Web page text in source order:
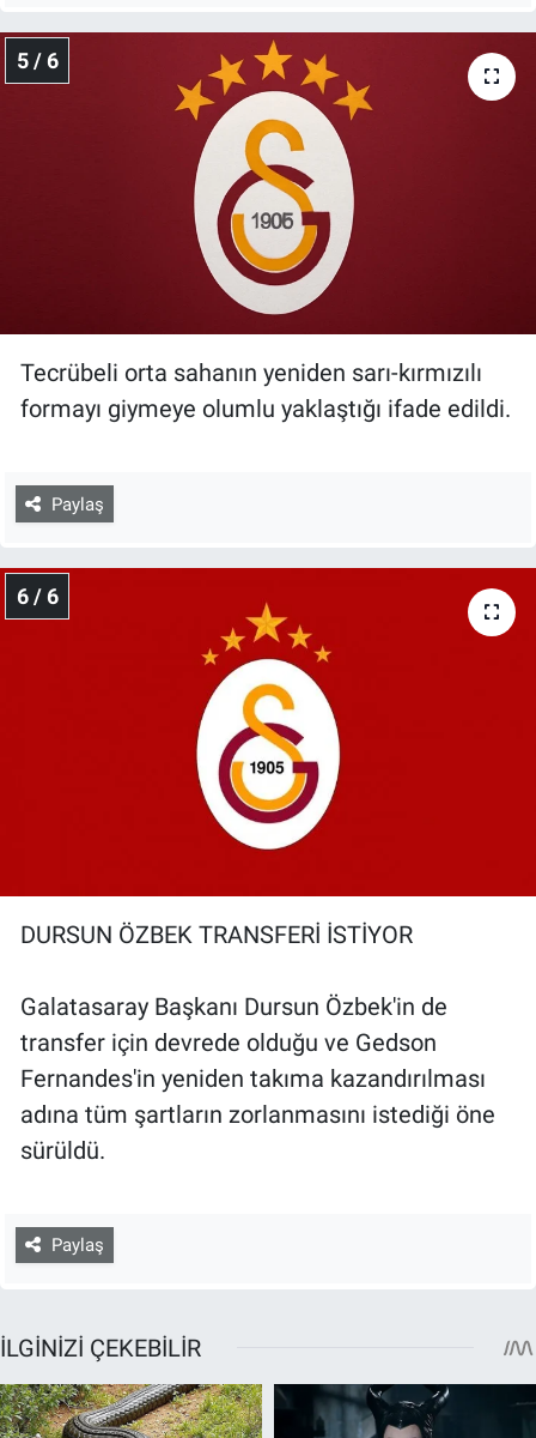
5 / 6
Tecrübeli orta sahanın yeniden sarı-kırmızılı
formayı giymeye olumlu yaklaştığı ifade edildi.
Paylaş
6 / 6
DURSUN ÖZBEK TRANSFERİ İSTİYOR
Galatasaray Başkanı Dursun Özbek'in de
transfer için devrede olduğu ve Gedson
Fernandes'in yeniden takıma kazandırılması
adına tüm şartların zorlanmasını istediği öne
sürüldü.
Paylaş